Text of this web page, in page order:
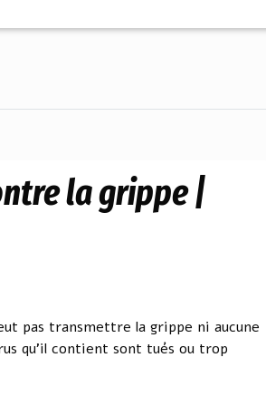
la grippe |
pas transmettre la grippe ni aucune
qu'il contient sont tués ou trop